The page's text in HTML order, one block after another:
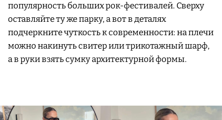
популярность больших рок-фестивалей. Сверху
оставляйте ту же парку, а вот в деталях
подчеркните чуткость к современности: на плечи
можно накинуть свитер или трикотажный шарф,
а в руки взять сумку архитектурной формы.